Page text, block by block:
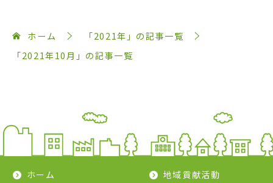
ホーム
「2021年」の記事一覧
「2021年10月」の記事一覧
ホーム 地域貢献活動